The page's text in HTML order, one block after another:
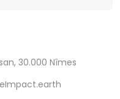
30.000 Nîmes